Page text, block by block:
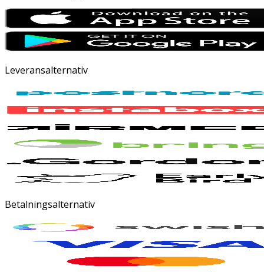
Leveransalternativ
Betalningsalternativ